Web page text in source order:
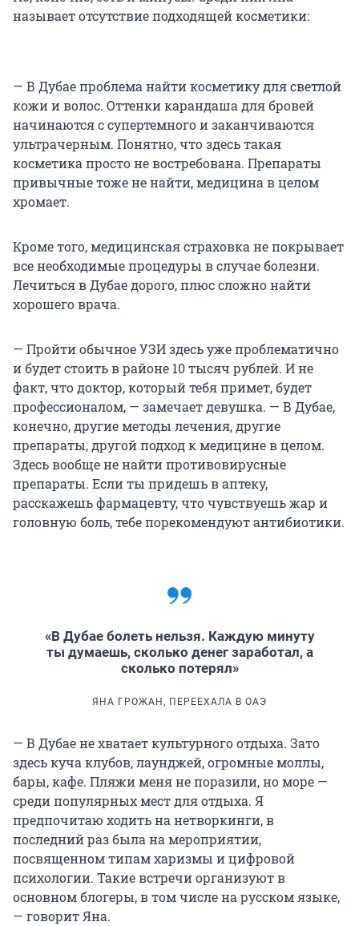
называет отсутствие подходящей косметики:
— В Дубае проблема найти косметику для светлой
кожи и волос. Оттенки карандаша для бровей
начинаются с супертемного и заканчиваются
ультрачерным. Понятно, что здесь такая
косметика просто не востребована. Препараты
привычные тоже не найти, медицина в целом
хромает.
Кроме того, медицинская страховка не покрывает
все необходимые процедуры в случае болезни.
Лечиться в Дубае дорого, плюс сложно найти
хорошего врача.
— Пройти обычное УЗИ здесь уже проблематично
и будет стоить в районе 10 тысяч рублей. И не
факт, что доктор, который тебя примет, будет
профессионалом, — замечает девушка. — В Дубае,
конечно, другие методы лечения, другие
препараты, другой подход к медицине в целом.
Здесь вообще не найти противовирусные
препараты. Если ты придешь в аптеку,
расскажешь фармацевту, что чувствуешь жар и
головную боль, тебе порекомендуют антибиотики.
«В Дубае болеть нельзя. Каждую минуту
ты думаешь, сколько денег заработал, а
сколько потерял»
ЯНА ГРОЖАН, ПЕРЕЕХАЛА В ОАЭ
— В Дубае не хватает культурного отдыха. Зато
здесь куча клубов, лаунджей, огромные моллы,
бары, кафе. Пляжи меня не поразили, но море —
среди популярных мест для отдыха. Я
предпочитаю ходить на нетворкинги, в
последний раз была на мероприятии,
посвященном типам харизмы и цифровой
психологии. Такие встречи организуют в
основном блогеры, в том числе на русском языке,
— говорит Яна.